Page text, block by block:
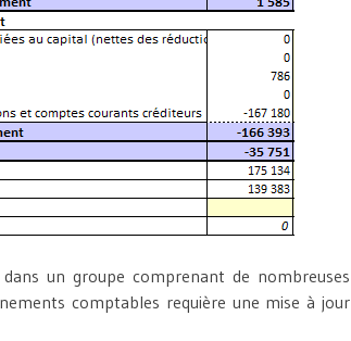
un groupe comprenant de nombreuses
comptables requière une mise à jour